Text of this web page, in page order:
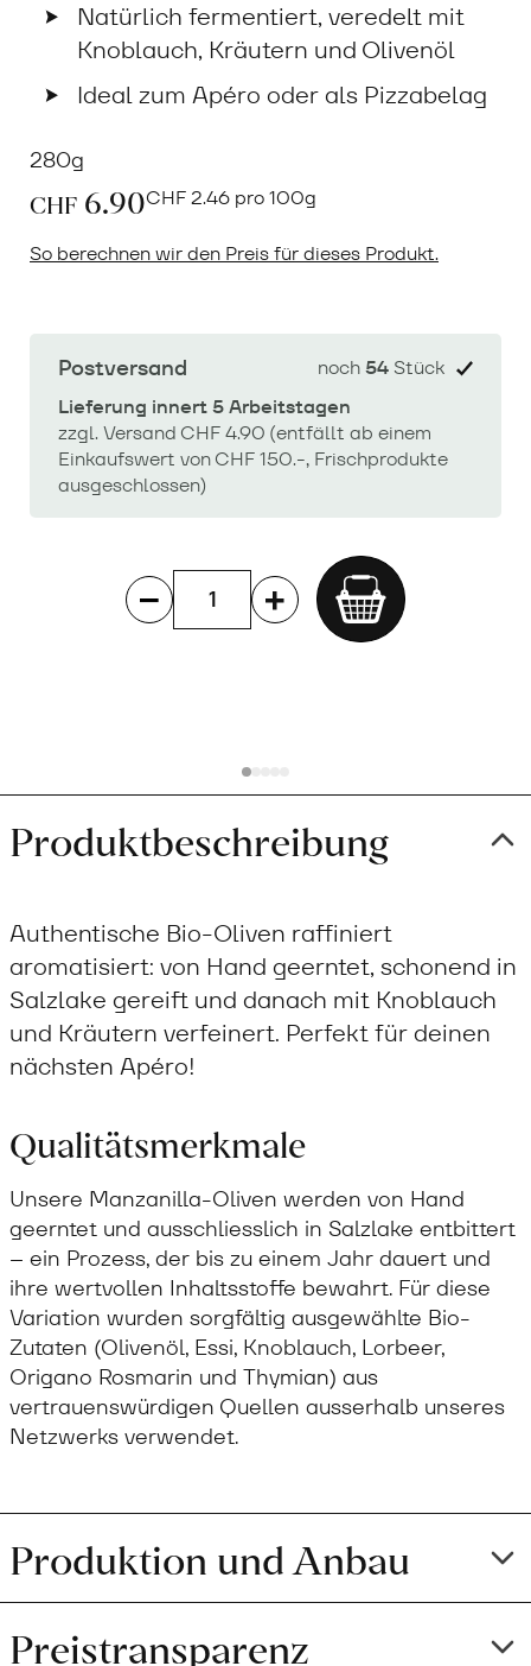
Natürlich fermentiert, veredelt mit
Knoblauch, Kräutern und Olivenöl
Ideal zum Apéro oder als Pizzabelag
280g
CHF 6.90CHF2.46 pro 100g
So berechnen wir den Preis für dieses Produkt.
Postversand
Lieferung innert 5 Arbeitstagen
zzgl. Versand CHF 4.90 (entfällt ab einem
Einkaufswert von CHF 150.-, Frischprodukte
ausgeschlossen)
noch54Stück
Add
Produktbeschreibung
Authentische Bio-Oliven raffiniert
aromatisiert: von Hand geerntet, schonend in
Salzlake gereift und danach mit Knoblauch
und Kräutern verfeinert. Perfekt für deinen
nächsten Apéro!
Qualitätsmerkmale
Unsere Manzanilla-Oliven werden von Hand
geerntet und ausschliesslich in Salzlake entbittert
– ein Prozess, der bis zu einem Jahr dauert und
ihre wertvollen Inhaltsstoffe bewahrt. Für diese
Variation wurden sorgfältig ausgewählte Bio-
Zutaten (Olivenöl, Essi, Knoblauch, Lorbeer,
Origano Rosmarin und Thymian) aus
vertrauenswürdigen Quellen ausserhalb unseres
Netzwerks verwendet.
Produktion und Anbau
Preistransparenz